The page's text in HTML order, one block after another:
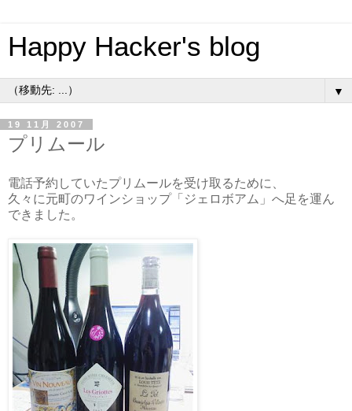
Happy Hacker's blog
▼
19 11月 2007
プリムール
電話予約していたプリムールを受け取るために、
久々に元町のワインショップ「ジェロボアム」へ足を運ん
できました。